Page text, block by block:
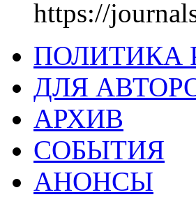
https://
ПОЛИТИКА
ДЛЯ
АРХИВ
СОБЫТИЯ
АНОНСЫ